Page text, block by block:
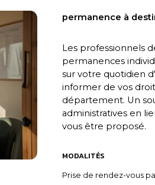
permanence à
Les professionnels
permanences
sur votre quotidien
informer de vos
département. Un
administratives en
vous être proposé.
MODALITÉS
Prise de rendez-vous